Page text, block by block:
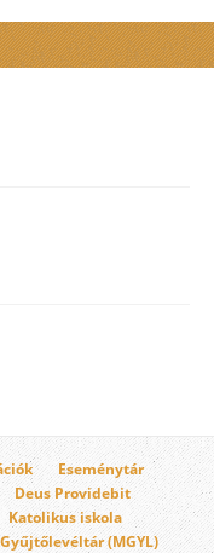
Eseménytár
Deus Providebit
Katolikus iskola
(MGYL)